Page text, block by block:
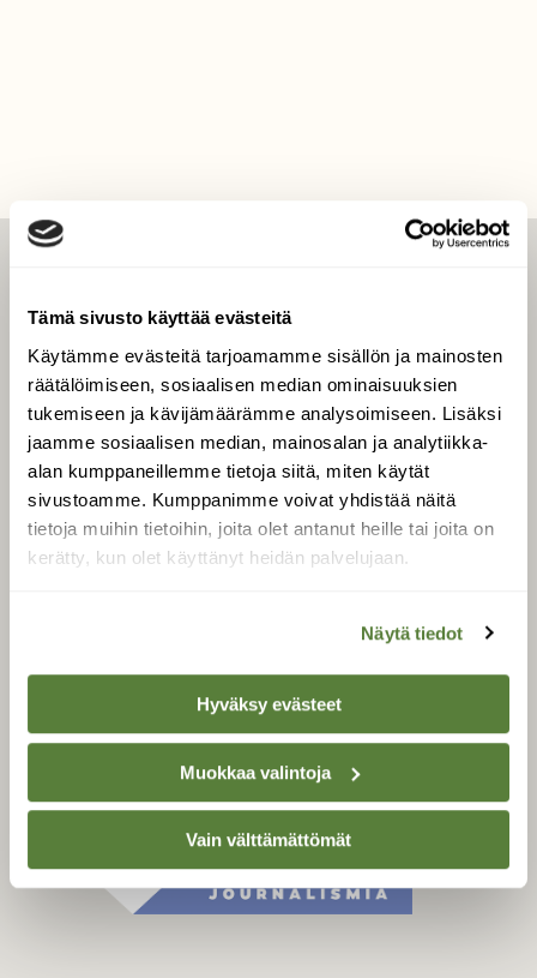
Tämä sivusto käyttää evästeitä
Käytämme evästeitä tarjoamamme sisällön ja mainosten
räätälöimiseen, sosiaalisen median ominaisuuksien
tukemiseen ja kävijämäärämme analysoimiseen. Lisäksi
jaamme sosiaalisen median, mainosalan ja analytiikka-
alan kumppaneillemme tietoja siitä, miten käytät
sivustoamme. Kumppanimme voivat yhdistää näitä
tietoja muihin tietoihin, joita olet antanut heille tai joita on
kerätty, kun olet käyttänyt heidän palvelujaan.
Näytä tiedot
Hyväksy evästeet
Muokkaa valintoja
Vain välttämättömät
Uusin lehti
Tilaa Suomen Luonto
Tilaa digilukuoikeus
Äänestä parasta juttua
Tilaa uutiskirje
Suomen Luonto -lehden
luonnonsuojelu­liitto